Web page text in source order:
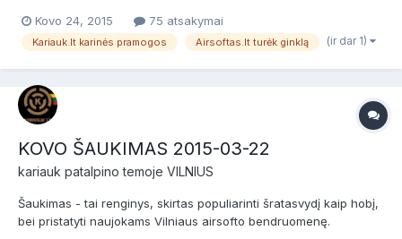
žaidėjams bei airsofto komandoms. Prieš žaidimą bus NEMOKAMI
dviejų valandų baziniai kariniai mokymai, po jų žaidimas....
Kovo 24, 2015 75 atsakymai
Kariauk.lt karinės pramogos Airsoftas.lt turėk ginklą (ir dar 1)
KOVO ŠAUKIMAS 2015-03-22
kariauk patalpino temoje VILNIUS
Šaukimas - tai renginys, skirtas populiarinti šratasvydį kaip hobį,
bei pristatyti naujokams Vilniaus airsofto bendruomenę.